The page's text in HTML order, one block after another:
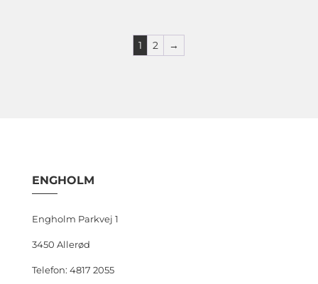
1 2 →
ENGHOLM
Engholm Parkvej 1
3450 Allerød
Telefon: 4817 2055